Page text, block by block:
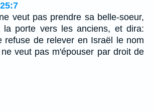
veut pas prendre sa belle-soeur,
la porte vers les anciens, et dira:
refuse de relever en Israël le nom
veut pas m'épouser par droit de